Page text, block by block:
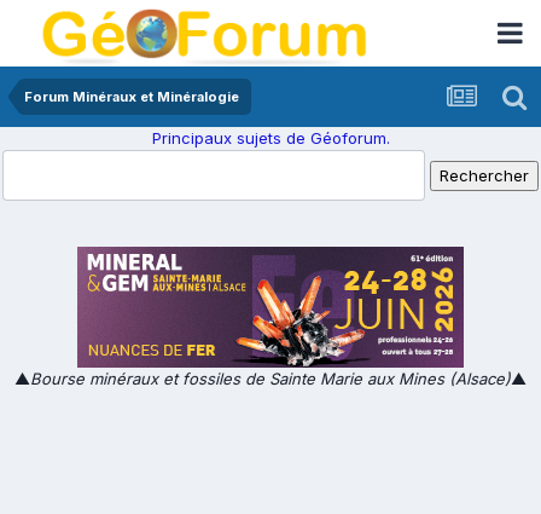
Forum Minéraux et Minéralogie
Principaux sujets de Géoforum.
▲Bourse minéraux et fossiles de Sainte Marie aux Mines (Alsace)▲